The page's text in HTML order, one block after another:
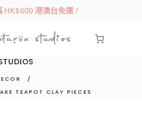
HK$600 港澳台免運 /
/
TEAPOT CLAY PIECES